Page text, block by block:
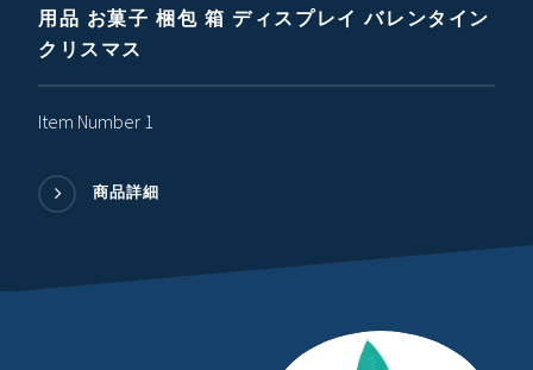
用品 お菓子 梱包 箱 ディスプレイ バレンタイン
クリスマス
Item Number 1
商品詳細